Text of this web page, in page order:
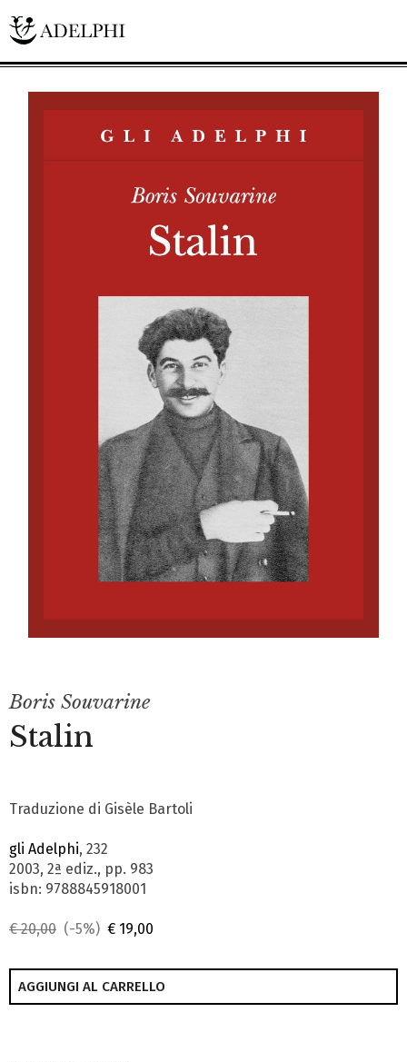
Boris Souvarine
Stalin
Traduzione di Gisèle Bartoli
gli Adelphi, 232
2003, 2ª ediz., pp. 983
isbn: 9788845918001
€ 20,00 (-5%) € 19,00
AGGIUNGI AL CARRELLO